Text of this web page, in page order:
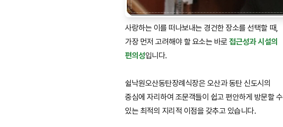
사랑하는 이를 떠나보내는 경건한 장소를 선택할 때,
가장 먼저 고려해야 할 요소는 바로접근성과 시설의
편의성입니다.
쉴낙원오산동탄장례식장은 오산과 동탄 신도시의
중심에 자리하여 조문객들이 쉽고 편안하게 방문할 수
있는 최적의 지리적 이점을 갖추고 있습니다.